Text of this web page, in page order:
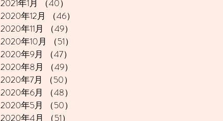
2021年1月
（40）
2020年12月
（46）
2020年11月
（49）
2020年10月
（51）
2020年9月
（47）
2020年8月
（49）
2020年7月
（50）
2020年6月
（48）
2020年5月
（50）
2020年4月
（51）